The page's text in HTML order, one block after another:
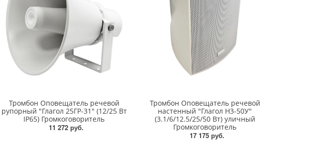
Тромбон Оповещатель речевой
рупорный "Глагол 25ГР-31" (12/25 Вт
IP65) Громкоговоритель
11 272 руб.
Тромбон Оповещатель речевой
настенный "Глагол Н3-50У"
(3.1/6/12.5/25/50 Вт) уличный
Громкоговоритель
17 175 руб.